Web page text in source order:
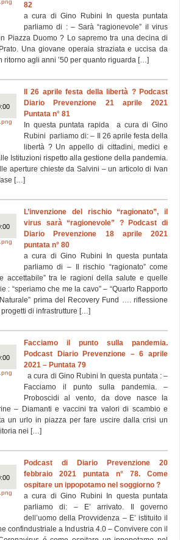
82
a cura di Gino Rubini In questa puntata
parliamo di : – Sarà “ragionevole” il virus
Piazza Duomo ? Lo sapremo tra una decina di
Una giovane operaia straziata e uccisa da
ritorno agli anni ’50 per quanto riguarda […]
Il 26 aprile festa della libertà ? Podcast
Diario Prevenzione 21 aprile 2021
Puntata n° 81
In questa puntata rapida a cura di Gino
Rubini parliamo di: – Il 26 aprile festa della
libertà ? Un appello di cittadini, medici e
Istituzioni rispetto alla gestione della pandemia.
aperture chieste da Salvini – un articolo di Ivan
[…]
L’invenzione del rischio “ragionato”, il
virus sarà “ragionevole” ? Podcast di
Diario Prevenzione 18 aprile 2021
puntata n° 80
a cura di Gino Rubini In questa puntata
parliamo di – Il rischio “ragionato” come
accettabile” tra le ragioni della salute e quelle
: “speriamo che me la cavo” – “Quarto Rapporto
prima del Recovery Fund …. riflessione
di infrastrutture […]
Facciamo il punto sulla pandemia.
Podcast Diario Prevenzione – 6 aprile
2021 – Puntata 79
a cura di Gino Rubini In questa puntata : –
Facciamo il punto sulla pandemia. –
Proboscidi al vento, da dove nasce la
– Diamanti e vaccini tra valori di scambio e
un urlo in piazza per fare uscire dalla crisi un
nei […]
Podcast di Diario Prevenzione 20
febbraio 2021 puntata n° 78. Come
ospitare un ippopotamo nel soggiorno ?
a cura di Gino Rubini In questa puntata
parliamo di: – E’ arrivato. Il governo
dell’uomo della Provvidenza – E’ istituito il
confindustriale a Industria 4.0 – Convivere con il